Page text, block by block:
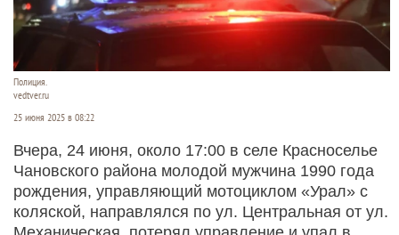
Полиция.
vedtver.ru
25 июня 2025 в 08:22
Вчера, 24 июня, около 17:00 в селе Красноселье
Чановского района молодой мужчина 1990 года
рождения, управляющий мотоциклом «Урал» с
коляской, направлялся по ул. Центральная от ул.